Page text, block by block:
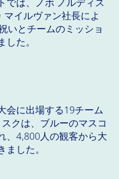
イルヴァン社長によ
いとチームのミッショ
た。
会に出場する19チーム
クは、ブルーのマスコ
、4,800人の観客から大
した。